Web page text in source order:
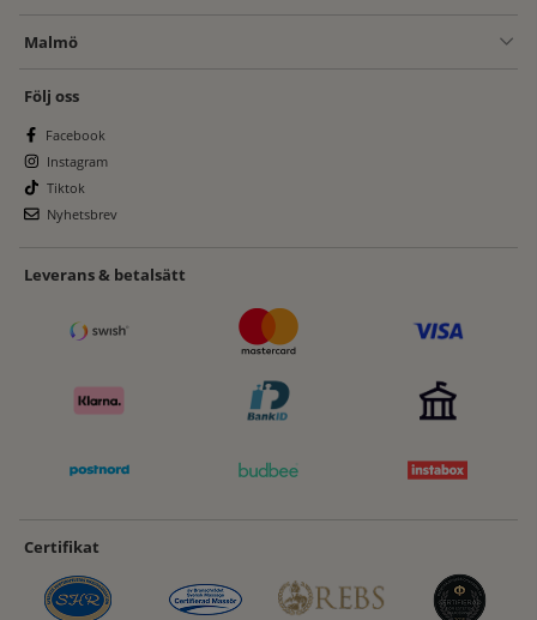
Malmö
Följ oss
Facebook
Instagram
Tiktok
Nyhetsbrev
Leverans & betalsätt
Certifikat